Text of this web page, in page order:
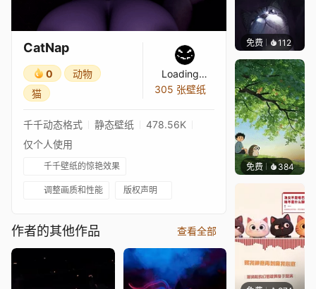
CatNap
0
动物
猫
Loading…
305 张壁纸
千千动态格式 静态壁纸
478.56K
仅个人使用
千千壁纸的惊艳效果
调整画质和性能 版权声明
作者的其他作品 查看全部
免费 112Asuki
免费 384渔小小